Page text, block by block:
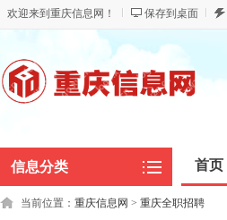
欢迎来到重庆信息网！ 保存到桌面
信息分类 首页
当前位置： 重庆信息网 > 重庆全职招聘